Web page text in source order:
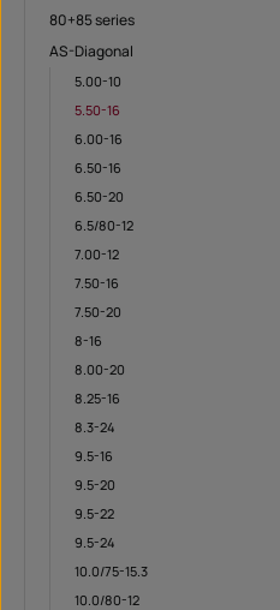
80+85 series
AS-Diagonal
5.00-10
5.50-16
6.00-16
6.50-16
6.50-20
6.5/80-12
7.00-12
7.50-16
7.50-20
8-16
8.00-20
8.25-16
8.3-24
9.5-16
9.5-20
9.5-22
9.5-24
10.0/75-15.3
10.0/80-12